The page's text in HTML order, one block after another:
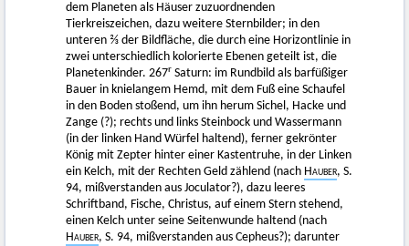
dem Planeten als Häuser zuzuordnenden
Tierkreiszeichen, dazu weitere Sternbilder; in den
unteren ⅔ der Bildfläche, die durch eine Horizontlinie in
zwei unterschiedlich kolorierte Ebenen geteilt ist, die
Planetenkinder. 267r Saturn: im Rundbild als barfüßiger
Bauer in knielangem Hemd, mit dem Fuß eine Schaufel
in den Boden stoßend, um ihn herum Sichel, Hacke und
Zange (?); rechts und links Steinbock und Wassermann
(in der linken Hand Würfel haltend), ferner gekrönter
König mit Zepter hinter einer Kastentruhe, in der Linken
ein Kelch, mit der Rechten Geld zählend (nach Hauber, S.
94, mißverstanden aus Joculator?), dazu leeres
Schriftband, Fische, Christus, auf einem Stern stehend,
einen Kelch unter seine Seitenwunde haltend (nach
Hauber, S. 94, mißverstanden aus Cepheus?); darunter